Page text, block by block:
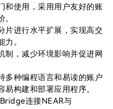
和使用，采用用户友好的账
片进行水平扩展，实现高交
。
制，减少环境影响并促进网
多种编程语言和易读的账户
构建和部署应用程序。
连接NEAR与